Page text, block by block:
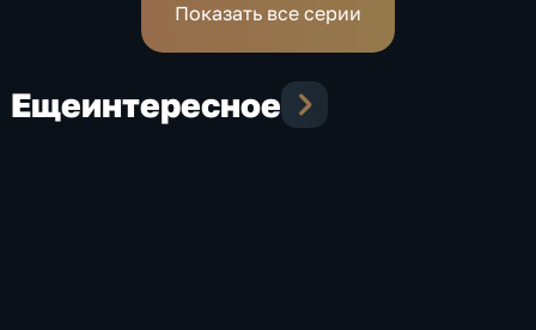
Показать все серии
Ещеинтересное